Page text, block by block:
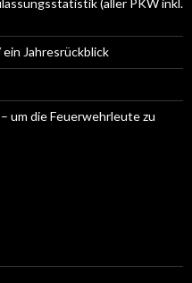
Jahresrückblick
um die Feuerwehrleute zu